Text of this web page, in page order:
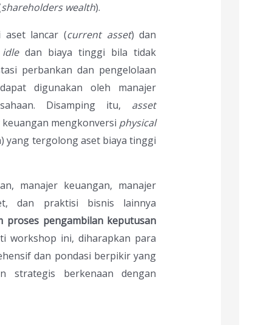
shareholders wealth).
aset lancar (current asset) dan
idledan biaya tinggi bila tidak
perbankan dan pengelolaan
digunakan oleh manajer
Disamping itu, asset
mengkonversi physical
yang tergolong aset biaya tinggi
manajer keuangan, manajer
dan praktisi bisnis lainnya
proses pengambilan keputusan
workshop ini, diharapkan para
dan pondasi berpikir yang
strategis berkenaan dengan